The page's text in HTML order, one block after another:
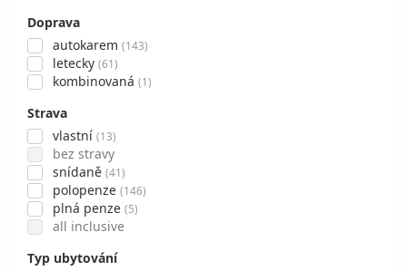
Doprava
autokarem (143)
letecky (61)
kombinovaná (1)
Strava
vlastní (13)
bez stravy
snídaně (41)
polopenze (146)
plná penze (5)
all inclusive
Typ ubytování